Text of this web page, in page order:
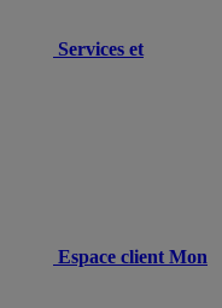
Services et
Espace client Mon